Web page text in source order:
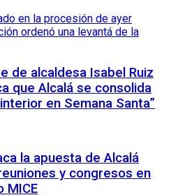
de alcaldesa Isabel Ruiz
que Alcalá se consolida
en Semana Santa”
la apuesta de Alcalá
y congresos en
MICE